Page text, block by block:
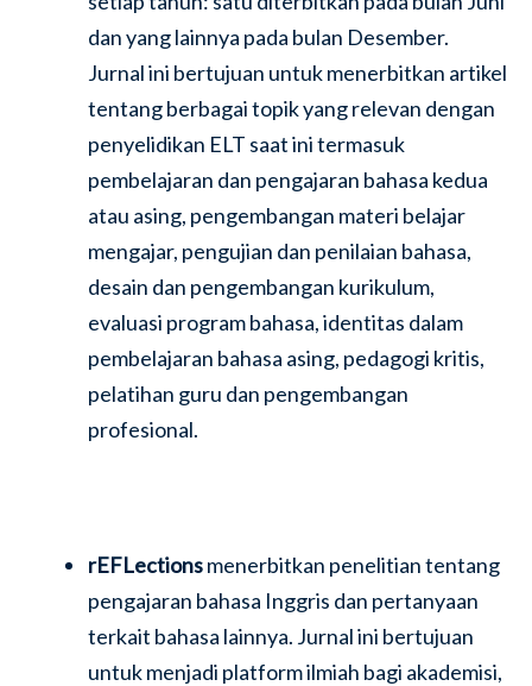
dan yang lainnya pada bulan Desember.
Jurnal ini bertujuan untuk menerbitkan artikel
tentang berbagai topik yang relevan dengan
penyelidikan ELT saat ini termasuk
pembelajaran dan pengajaran bahasa kedua
atau asing, pengembangan materi belajar
mengajar, pengujian dan penilaian bahasa,
desain dan pengembangan kurikulum,
evaluasi program bahasa, identitas dalam
pembelajaran bahasa asing, pedagogi kritis,
pelatihan guru dan pengembangan
profesional.
rEFLectionsmenerbitkan penelitian tentang
pengajaran bahasa Inggris dan pertanyaan
terkait bahasa lainnya. Jurnal ini bertujuan
untuk menjadi platform ilmiah bagi akademisi,